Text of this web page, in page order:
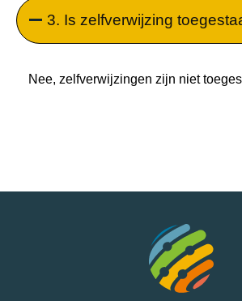
3. Is zelfverwijzing
Nee, zelfverwijzingen zijn niet